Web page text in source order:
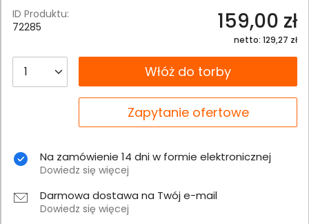
ID Produktu:
72285
159,00 zł
netto: 129,27 zł
__B2C.PRODUCT.QUANTITYWłóż do torby
Zapytanie ofertowe
Na zamówienie 14 dni w formie elektronicznej
Dowiedz się więcej
Darmowa dostawa na Twój e-mail
Dowiedz się więcej